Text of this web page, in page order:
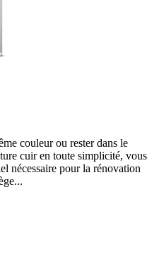
couleur ou rester dans le
cuir en toute simplicité, vous
nécessaire pour la rénovation